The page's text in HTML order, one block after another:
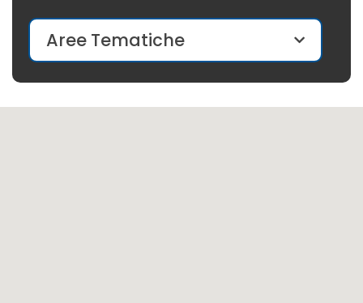
Aree Tematiche